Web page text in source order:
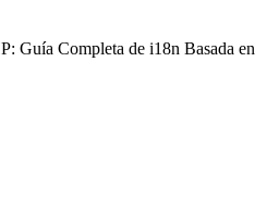
Guía Completa de i18n Basada en